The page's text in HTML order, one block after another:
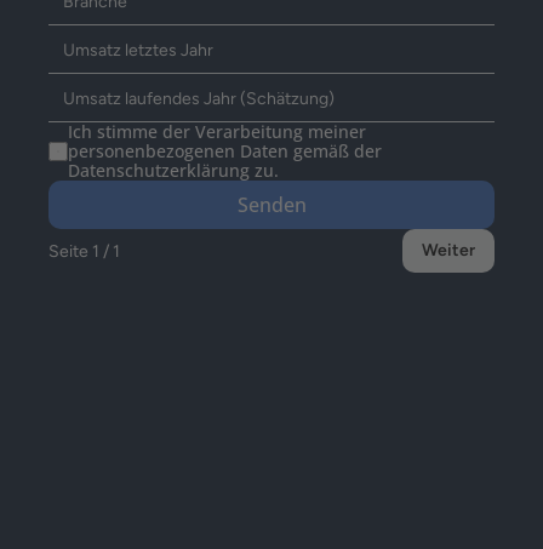
Ich stimme der Verarbeitung meiner
personenbezogenen Daten gemäß der
Datenschutzerklärung zu.
Senden
Seite 1 / 1 Weiter